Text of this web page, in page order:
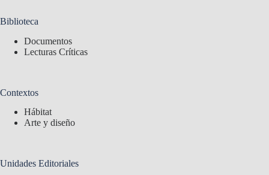
Biblioteca
Documentos
Lecturas Críticas
Contextos
Hábitat
Arte y diseño
Unidades Editoriales